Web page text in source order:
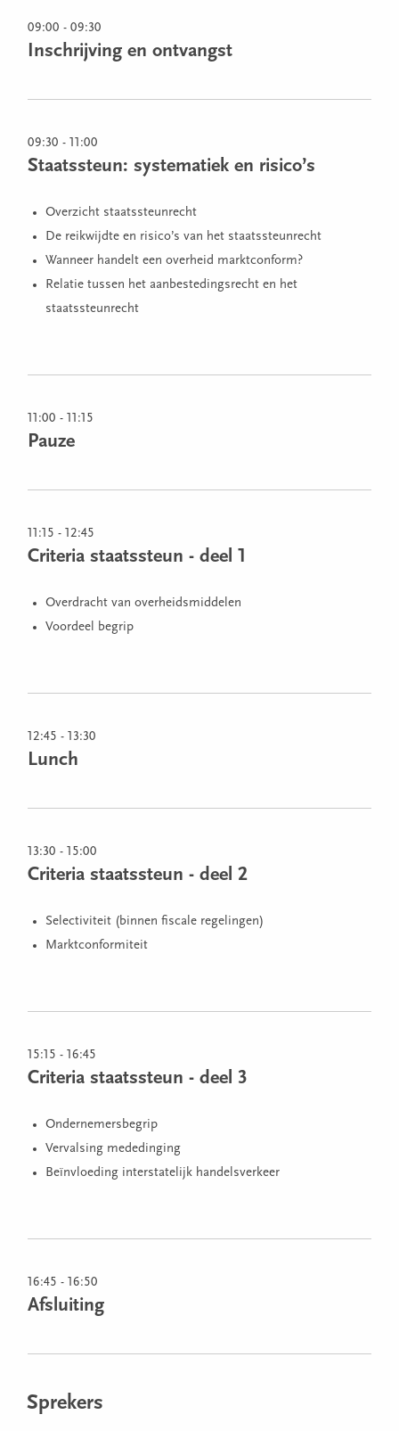
09:00 - 09:30
Inschrijving en ontvangst
09:30 - 11:00
Staatssteun: systematiek en risico’s
Overzicht staatssteunrecht
De reikwijdte en risico’s van het staatssteunrecht
Wanneer handelt een overheid marktconform?
Relatie tussen het aanbestedingsrecht en het
staatssteunrecht
11:00 - 11:15
Pauze
11:15 - 12:45
Criteria staatssteun - deel 1
Overdracht van overheidsmiddelen
Voordeel begrip
12:45 - 13:30
Lunch
13:30 - 15:00
Criteria staatssteun - deel 2
Selectiviteit (binnen fiscale regelingen)
Marktconformiteit
15:15 - 16:45
Criteria staatssteun - deel 3
Ondernemersbegrip
Vervalsing mededinging
Beïnvloeding interstatelijk handelsverkeer
16:45 - 16:50
Afsluiting
Sprekers